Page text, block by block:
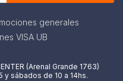
generales
VISA UB
(Arenal Grande 1763)
y sábados de 10 a 14hs.